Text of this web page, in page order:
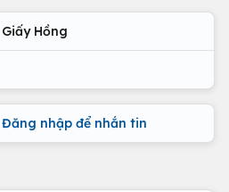
Giấy Hồng
Đăng nhập để nhắn tin